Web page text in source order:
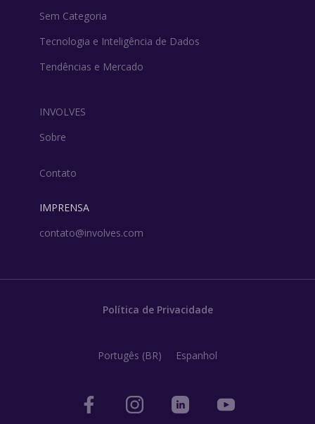
Sem Categoria
Tecnologia e Inteligência de Dados
Tendências e Mercado
INVOLVES
Sobre
Contato
IMPRENSA
contato@involves.com
Política de Privacidade
Portugês (BR) Espanhol